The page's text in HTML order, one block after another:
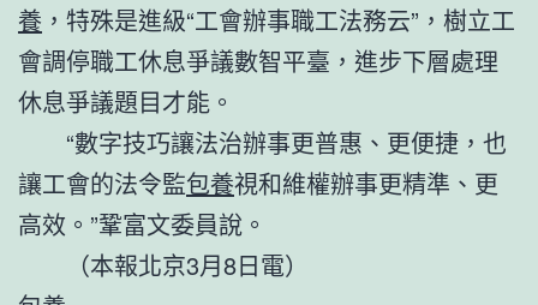
養 ，特殊是進級“工會辦事職工法務云”，樹立工
會調停職工休息爭議數智平臺，進步下層處理
休息爭議題目才能。
“數字技巧讓法治辦事更普惠、更便捷，也
讓工會的法令監包養視和維權辦事更精準、更
高效。”鞏富文委員說。
（本報北京3月8日電）